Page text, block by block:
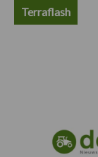
Terraflash